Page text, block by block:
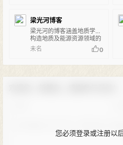
梁光河博客
梁光河的博客涵盖地质学、
构造地质及能源资源领域的
研究成果和学术探讨。
未名 0
您必须登录或注册以